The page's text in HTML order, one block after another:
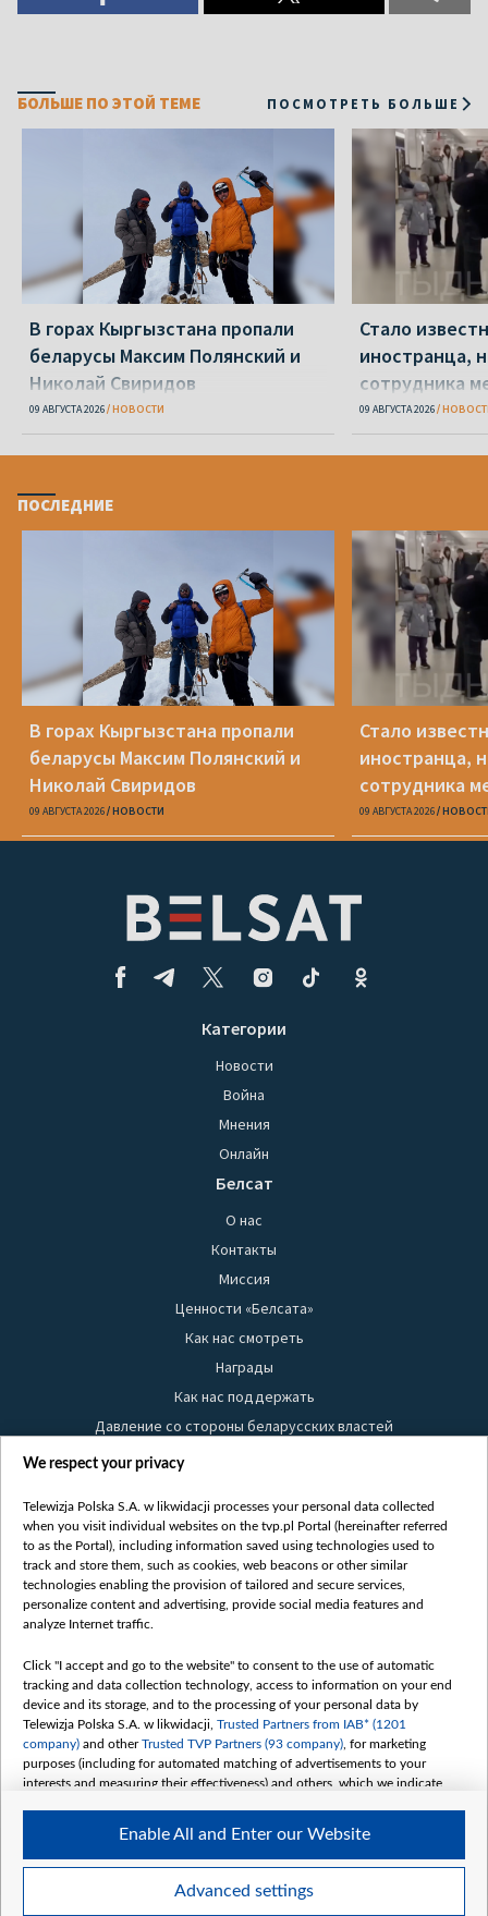
БОЛЬШЕ ПО ЭТОЙ ТЕМЕ ПОСМОТРЕТЬ БОЛЬШЕ
В горах Кыргызстана пропали
беларусы Максим Полянский и
Николай Свиридов
09 АВГУСТА 2026 НОВОСТИ
Стало
иностранца,
сотрудника
доехать до
09 АВГУСТА 2026
ПОСЛЕДНИЕ
В горах Кыргызстана пропали
беларусы Максим Полянский и
Николай Свиридов
09 АВГУСТА 2026 НОВОСТИ
Стало
иностранца,
сотрудника
доехать до
09 АВГУСТА 2026
Категории
Новости
Война
Мнения
Онлайн
Белсат
О нас
Контакты
Миссия
Ценности «Белсата»
Как нас смотреть
Награды
Как нас поддержать
Давление со стороны беларусских властей
Правила использования материалов
Безопасность
Youtube
Белсат news
Белсат Life
Belsat English
Biełsat PL
Белсат Now
Белсат Shorts
Белсат History
Белсат Music
Белсат Doc
My consents
We respect your privacy
Telewizja Polska S.A. w likwidacji processes your personal data collected
when you visit individual websites on the tvp.pl Portal (hereinafter referred
to as the Portal), including information saved using technologies used to
track and store them, such as cookies, web beacons or other similar
technologies enabling the provision of tailored and secure services,
personalize content and advertising, provide social media features and
analyze Internet traffic.
Click "I accept and go to the website" to consent to the use of automatic
tracking and data collection technology, access to information on your end
device and its storage, and to the processing of your personal data by
Telewizja Polska S.A. w likwidacji, Trusted Partners from IAB* (1201
company) and otherTrusted TVP Partners (93 company) , for marketing
purposes (including for automated matching of advertisements to your
interests and measuring their effectiveness) and others, which we indicate
The purposes of processing your data by TVP S.A. w likwidacji are as
follows:
Use limited data to select advertising
Advanced settings
Enable All and Enter our Website